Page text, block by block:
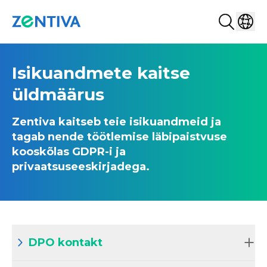
Search...
Isikuandmete kaitse
üldmäärus
Zentiva kaitseb teie isikuandmeid ja
tagab nende töötlemise läbipaistvuse
kooskõlas GDPR-i ja
privaatsuseeskirjadega.
DPO kontakt